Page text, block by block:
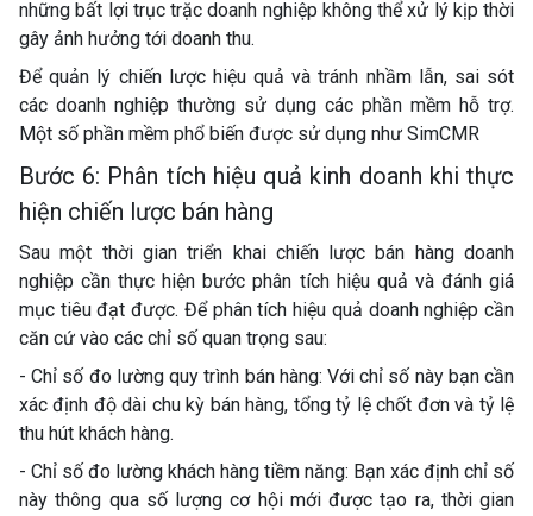
những bất lợi trục trặc doanh nghiệp không thể xử lý kịp thời
gây ảnh hưởng tới doanh thu.
Để quản lý chiến lược hiệu quả và tránh nhầm lẫn, sai sót
các doanh nghiệp thường sử dụng các phần mềm hỗ trợ.
Một số phần mềm phổ biến được sử dụng như SimCMR
Bước 6: Phân tích hiệu quả kinh doanh khi thực
hiện chiến lược bán hàng
Sau một thời gian triển khai chiến lược bán hàng doanh
nghiệp cần thực hiện bước phân tích hiệu quả và đánh giá
mục tiêu đạt được. Để phân tích hiệu quả doanh nghiệp cần
căn cứ vào các chỉ số quan trọng sau:
- Chỉ số đo lường quy trình bán hàng: Với chỉ số này bạn cần
xác định độ dài chu kỳ bán hàng, tổng tỷ lệ chốt đơn và tỷ lệ
thu hút khách hàng.
- Chỉ số đo lường khách hàng tiềm năng: Bạn xác định chỉ số
này thông qua số lượng cơ hội mới được tạo ra, thời gian